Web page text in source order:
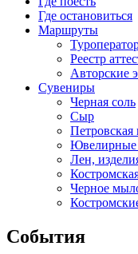
Где остановиться
Маршруты
Реестр
Авторские
Сувениры
Черная соль
Сыр
Петровская
Ювелирные
Лен,
Черное
События